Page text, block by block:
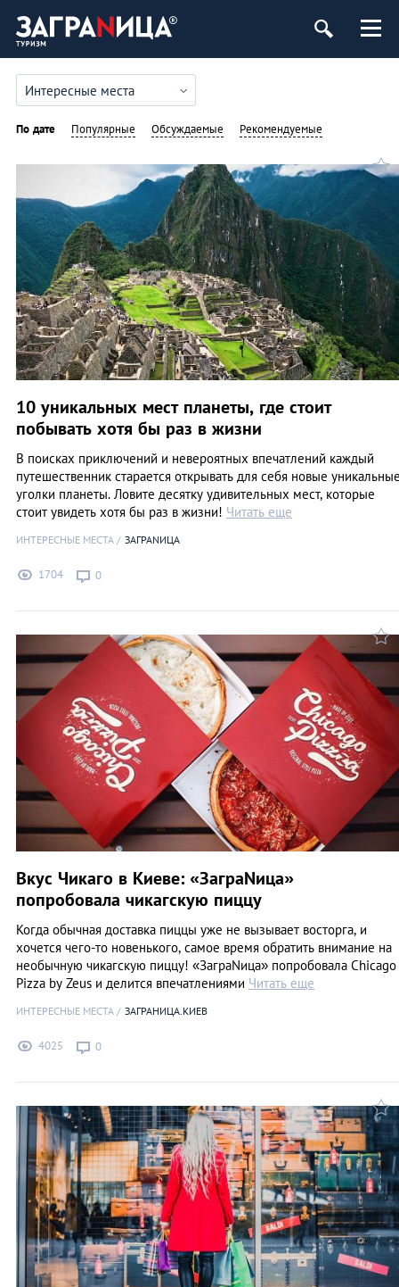
Интересные места
По дате Популярные Обсуждаемые Рекомендуемые
10 уникальных мест планеты, где стоит
побывать хотя бы раз в жизни
В поисках приключений и невероятных впечатлений каждый
путешественник старается открывать для себя новые
уголки планеты. Ловите десятку удивительных мест, которые
стоит увидеть хотя бы раз в жизни! Читать еще
ИНТЕРЕСНЫЕ МЕСТА ЗАГРАNИЦА
1704 0
Вкус Чикаго в Киеве: «ЗаграNица»
попробовала чикагскую пиццу
Когда обычная доставка пиццы уже не вызывает восторга, и
хочется чего-то новенького, самое время обратить внимание на
необычную чикагскую пиццу! «ЗаграNица» попробовала Chicago
Pizza by Zeus и делится впечатлениями Читать еще
ИНТЕРЕСНЫЕ МЕСТА ЗАГРАНИЦА.КИЕВ
4025 0